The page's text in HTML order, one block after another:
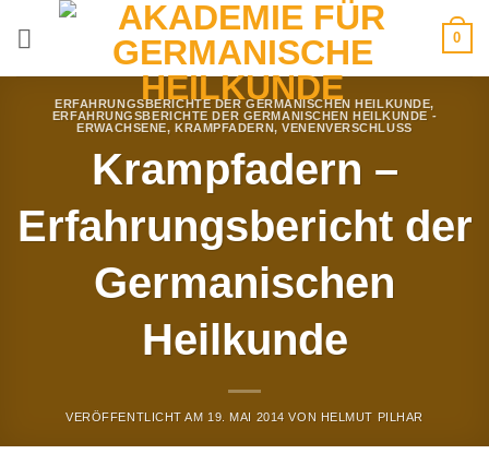
0
ERFAHRUNGSBERICHTE DER GERMANISCHEN HEILKUNDE,
ERFAHRUNGSBERICHTE DER GERMANISCHEN HEILKUNDE -
ERWACHSENE,KRAMPFADERN,VENENVERSCHLUSS
Krampfadern –
Erfahrungsbericht der
Germanischen
Heilkunde
VERÖFFENTLICHT AM 19. MAI 2014 VON HELMUT PILHAR